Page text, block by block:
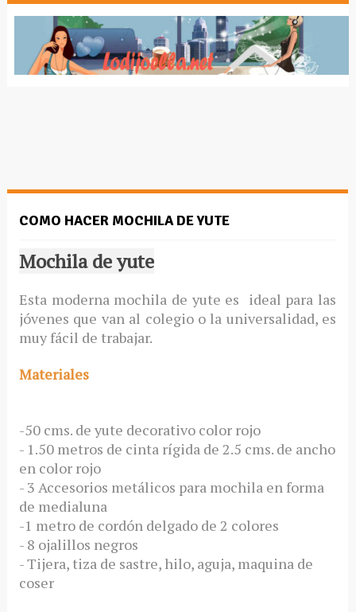
COMO HACER MOCHILA DE YUTE
Mochila de yute
Esta moderna mochila de yute es ideal para las
jóvenes que van al colegio o la universalidad, es
muy fácil de trabajar.
Materiales
-50 cms. de yute decorativo color rojo
- 1.50 metros de cinta rígida de 2.5 cms. de ancho
en color rojo
- 3 Accesorios metálicos para mochila en forma
de medialuna
-1 metro de cordón delgado de 2 colores
- 8 ojalillos negros
- Tijera, tiza de sastre, hilo, aguja, maquina de
coser